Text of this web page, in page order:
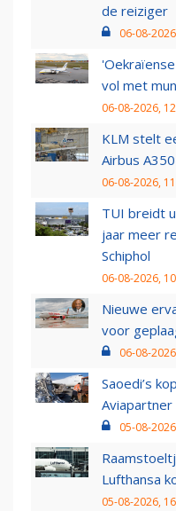
de reiziger
06-08-
vol met
06-08-2026,
KLM stelt
Airbus
06-08-2026,
TUI breidt
jaar meer
Schiphol
06-08-2026,
Nieuwe
voor
06-08-
Saoedi’s
05-08-
Lufthansa
05-08-2026,